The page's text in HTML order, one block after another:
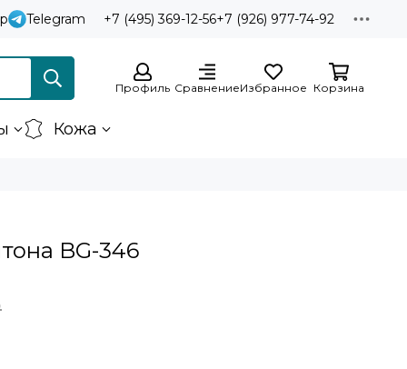
Telegram +7 (495) 369-12-56+7 (926) 977-74-92
Профиль СравнениеИзбранное Корзина
Кожа
BG-346